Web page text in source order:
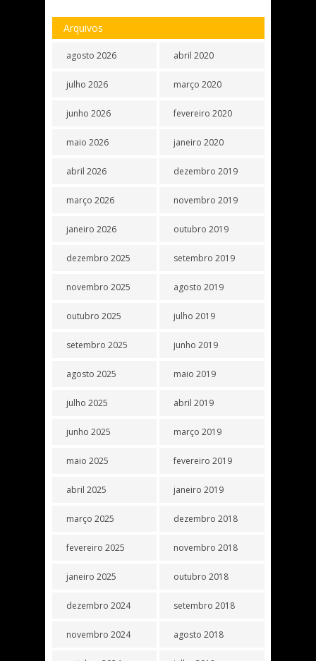
Arquivos
agosto 2026
julho 2026
junho 2026
maio 2026
abril 2026
março 2026
janeiro 2026
dezembro 2025
novembro 2025
outubro 2025
setembro 2025
agosto 2025
julho 2025
junho 2025
maio 2025
abril 2025
março 2025
fevereiro 2025
janeiro 2025
dezembro 2024
novembro 2024
abril 2020
março 2020
fevereiro 2020
janeiro 2020
dezembro 2019
novembro 2019
outubro 2019
setembro 2019
agosto 2019
julho 2019
junho 2019
maio 2019
abril 2019
março 2019
fevereiro 2019
janeiro 2019
dezembro 2018
novembro 2018
outubro 2018
setembro 2018
agosto 2018